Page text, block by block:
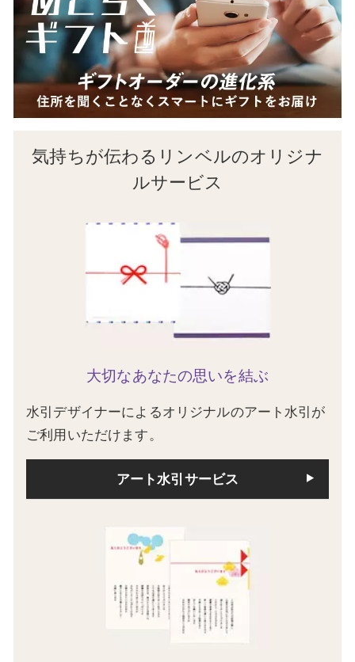
気持ちが伝わるリンベルのオリジナ
ルサービス
大切なあなたの思いを結ぶ
水引デザイナーによるオリジナルのアート水引が
ご利用いただけます。
アート水引サービス